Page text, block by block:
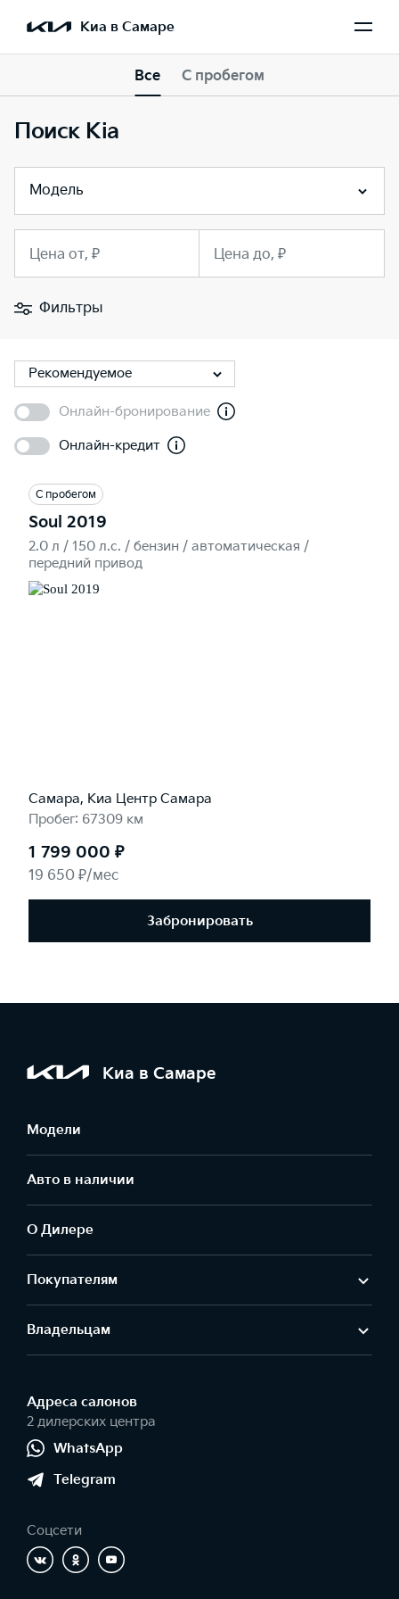
Киа в Самаре
Все С пробегом
Поиск Kia
Модель
Цена от, ₽ Цена до, ₽
Фильтры
Рекомендуемое
Онлайн-бронирование
Онлайн-кредит
С пробегом
Soul 2019
2.0 л / 150 л.c. / бензин / автоматическая /
передний привод
Самара, Киа Центр Самара
Пробег: 67309 км
1 799 000 ₽
19 650 ₽/мес
Забронировать
Киа в Самаре
Модели
Авто в наличии
О Дилере
Покупателям
Владельцам
Адреса салонов
2 дилерских центра
WhatsApp
Telegram
Соцсети